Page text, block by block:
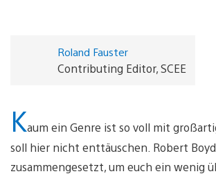
Roland Fauster
Contributing Editor, SCEE
Kaum ein Genre ist so voll mit
soll hier nicht enttäuschen. Robert
zusammengesetzt, um euch ein wenig